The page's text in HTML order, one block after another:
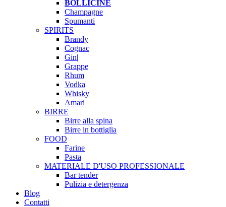
BOLLICINE
Champagne
Spumanti
SPIRITS
Brandy
Cognac
Gin|
Grappe
Rhum
Vodka
Whisky
Amari
BIRRE
Birre alla spina
Birre in bottiglia
FOOD
Farine
Pasta
MATERIALE D'USO PROFESSIONALE
Bar tender
Pulizia e detergenza
Blog
Contatti